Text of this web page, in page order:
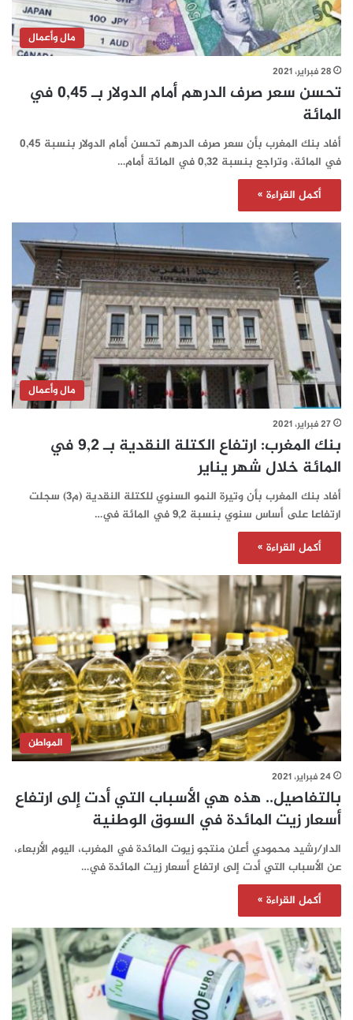
مال وأعمال
28 فبراير، 2021
تحسن سعر صرف الدرهم أمام الدولار بـ 0,45 في
المائة
أفاد بنك المغرب بأن سعر صرف الدرهم تحسن أمام الدولار بنسبة 0,45
في المائة، وتراجع بنسبة 0,32 في المائة أمام…
أكمل القراءة »
مال وأعمال
27 فبراير، 2021
بنك المغرب: ارتفاع الكتلة النقدية بـ 9,2 في
المائة خلال شهر يناير
أفاد بنك المغرب بأن وتيرة النمو السنوي للكتلة النقدية (م3) سجلت
ارتفاعا على أساس سنوي بنسبة 9,2 في المائة في…
أكمل القراءة »
المواطن
24 فبراير، 2021
بالتفاصيل.. هذه هي الأسباب التي أدت إلى ارتفاع
أسعار زيت المائدة في السوق الوطنية
الدار/رشيد محمودي أعلن منتجو زيوت المائدة في المغرب، اليوم الأربعاء،
عن الأسباب التي أدت إلى ارتفاع أسعار زيت المائدة في…
أكمل القراءة »